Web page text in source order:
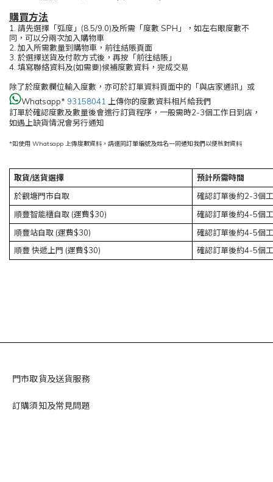
購買方法
1. 請先選擇「弧度」(8.5/9.0)及所需「度數 SPH」，如左右眼度數不
同，可以分兩次加入購物車
2. 加入所需數量到購物車，前往結賬頁面
3. 於選擇送貨及付款方式後，再按「前往結賬」
4. 填寫聯絡資料及(如需要)候補度數資料，完成交易
除了於度數欄位輸入度數，亦可於訂單資料頁面中的「與店家通訊」或
Whatsapp* 93158041
上傳你的度數資料相片給我們
訂單於確認度數及數量後會進行訂貨程序，一般需時2-3個工作日到店，
如遇上缺貨情況會另行通知
*如使用 Whatsapp 上傳度數資料，請連同訂單編號及姓名一同通知我們以便核對資料
取貨/送貨選擇
預計所需時間
於觀塘門市自取
確認訂單後約2-3個
順豐智能櫃自取 (運費$30)
確認訂單後約4-5個
順豐站自取 (運費$30)
確認訂單後約4-5個
順豐 快遞上門 (運費$30) 確認訂單後約4-5個
門市取貨及送貨服務
訂購須知及常見問題